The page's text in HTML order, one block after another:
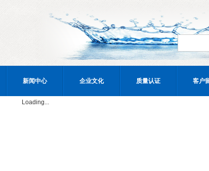
新闻中心 企业文化 质量认证 客户
Loading...